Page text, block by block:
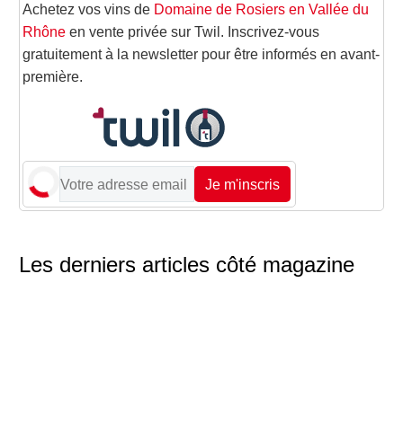
Achetez vos vins de Domaine de Rosiers en Vallée du
Rhône en vente privée sur Twil. Inscrivez-vous
gratuitement à la newsletter pour être informés en avant-
première.
Je m'inscris
Les derniers articles côté magazine